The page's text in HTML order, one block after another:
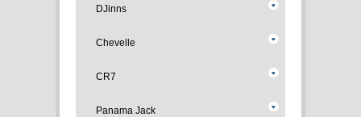
DJinns
Chevelle
CR7
Panama Jack